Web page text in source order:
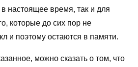
настоящее время, так и для
которые до сих пор не
и поэтому остаются в памяти.
можно сказать о том, что